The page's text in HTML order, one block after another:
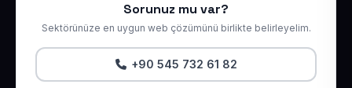
Sorunuz mu var?
Sektörünüze en uygun web çözümünü birlikte belirleyelim.
+90 545 732 61 82